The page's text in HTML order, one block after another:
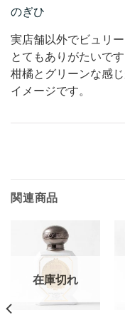
のぎひ
実店舗以外でビュリ
とてもありがたいです
柑橘とグリーンな感
イメージです。
関連商品
在庫切れ